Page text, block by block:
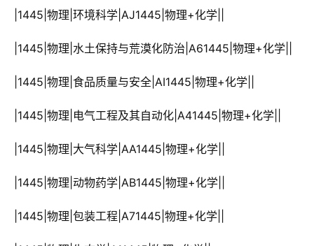
|1445|物理|环境科学|AJ1445|物理+化学||
|1445|物理|水土保持与荒漠化防治|A61445|物理+化学||
|1445|物理|食品质量与安全|AI1445|物理+化学||
|1445|物理|电气工程及其自动化|A41445|物理+化学||
|1445|物理|大气科学|AA1445|物理+化学||
|1445|物理|动物药学|AB1445|物理+化学||
|1445|物理|包装工程|A71445|物理+化学||